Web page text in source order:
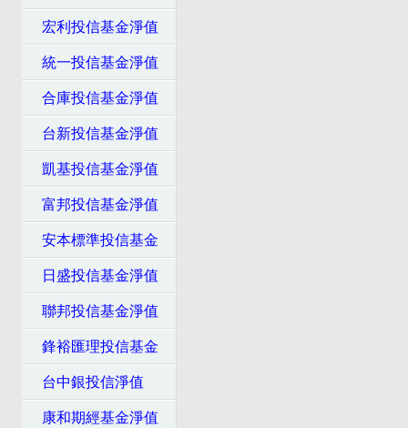
宏利投信基金淨值
統一投信基金淨值
合庫投信基金淨值
台新投信基金淨值
凱基投信基金淨值
富邦投信基金淨值
安本標準投信基金
日盛投信基金淨值
聯邦投信基金淨值
鋒裕匯理投信基金
台中銀投信淨值
康和期經基金淨值